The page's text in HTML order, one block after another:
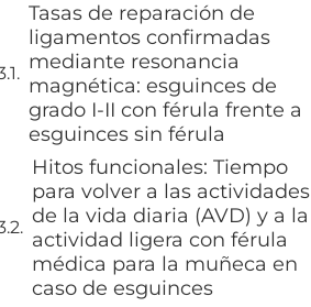
Tasas de reparación de
ligamentos confirmadas
mediante resonancia
magnética: esguinces de
grado I-II con férula frente a
esguinces sin férula
Hitos funcionales: Tiempo
para volver a las actividades
de la vida diaria (AVD) y a la
actividad ligera con férula
médica para la muñeca en
caso de esguinces